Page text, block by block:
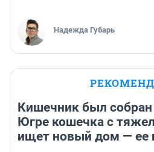
Надежда Губарь
Кишечник был
Югре кошечка с
ищет новый дом — ее